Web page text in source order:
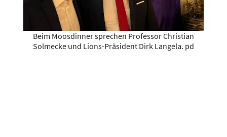
Beim Moosdinner sprechen Professor Christian
Solmecke und Lions-Präsident Dirk Langela. pd